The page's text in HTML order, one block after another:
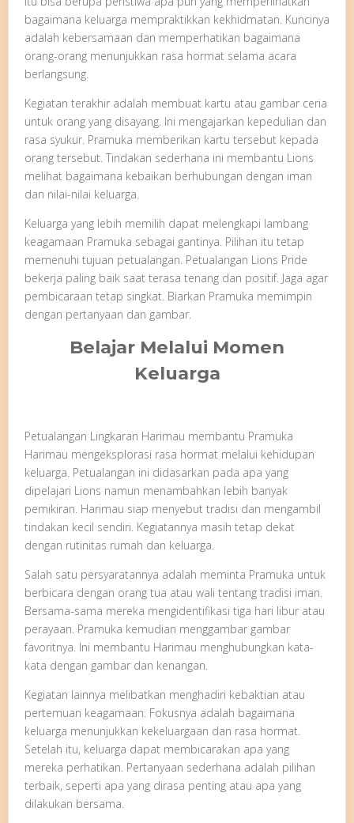
bagaimana keluarga mempraktikkan kekhidmatan. Kuncinya
adalah kebersamaan dan memperhatikan bagaimana
orang-orang menunjukkan rasa hormat selama acara
berlangsung.
Kegiatan terakhir adalah membuat kartu atau gambar ceria
untuk orang yang disayang. Ini mengajarkan kepedulian dan
rasa syukur. Pramuka memberikan kartu tersebut kepada
orang tersebut. Tindakan sederhana ini membantu Lions
melihat bagaimana kebaikan berhubungan dengan iman
dan nilai-nilai keluarga.
Keluarga yang lebih memilih dapat melengkapi lambang
keagamaan Pramuka sebagai gantinya. Pilihan itu tetap
memenuhi tujuan petualangan. Petualangan Lions Pride
bekerja paling baik saat terasa tenang dan positif. Jaga agar
pembicaraan tetap singkat. Biarkan Pramuka memimpin
dengan pertanyaan dan gambar.
Belajar Melalui Momen
Keluarga
Petualangan Lingkaran Harimau membantu Pramuka
Harimau mengeksplorasi rasa hormat melalui kehidupan
keluarga. Petualangan ini didasarkan pada apa yang
dipelajari Lions namun menambahkan lebih banyak
pemikiran. Harimau siap menyebut tradisi dan mengambil
tindakan kecil sendiri. Kegiatannya masih tetap dekat
dengan rutinitas rumah dan keluarga.
Salah satu persyaratannya adalah meminta Pramuka untuk
berbicara dengan orang tua atau wali tentang tradisi iman.
Bersama-sama mereka mengidentifikasi tiga hari libur atau
perayaan. Pramuka kemudian menggambar gambar
favoritnya. Ini membantu Harimau menghubungkan kata-
kata dengan gambar dan kenangan.
Kegiatan lainnya melibatkan menghadiri kebaktian atau
pertemuan keagamaan. Fokusnya adalah bagaimana
keluarga menunjukkan kekeluargaan dan rasa hormat.
Setelah itu, keluarga dapat membicarakan apa yang
mereka perhatikan. Pertanyaan sederhana adalah pilihan
terbaik, seperti apa yang dirasa penting atau apa yang
dilakukan bersama.